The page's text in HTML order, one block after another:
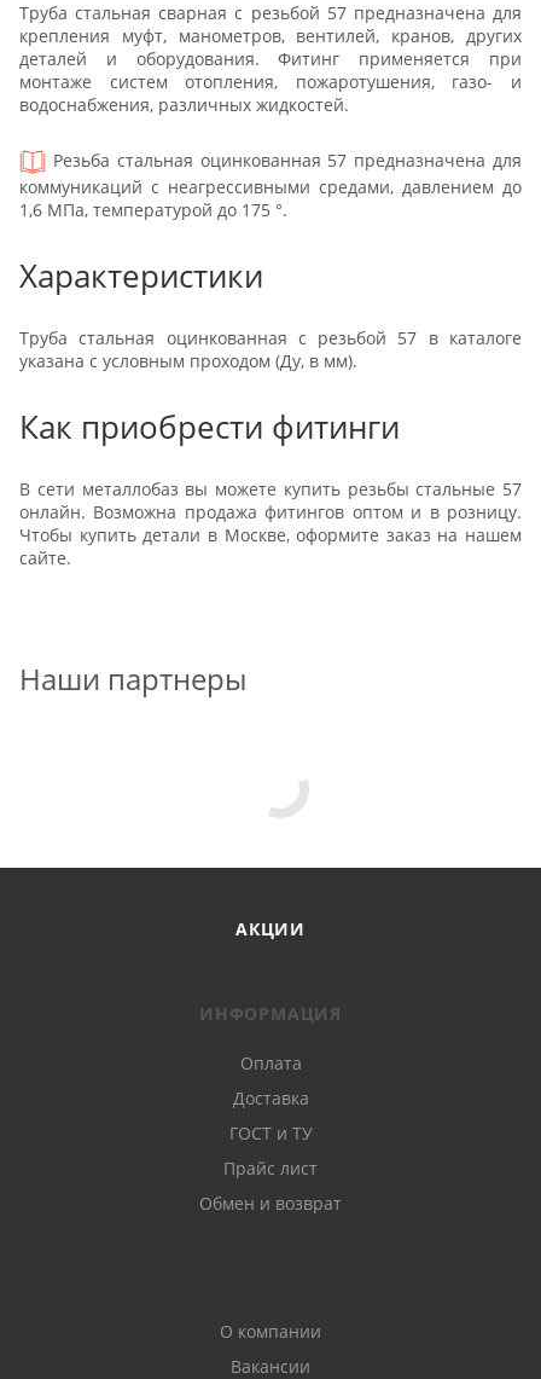
Труба стальная сварная с резьбой 57 предназначена для
крепления муфт, манометров, вентилей, кранов, других
деталей и оборудования. Фитинг применяется при
монтаже систем отопления, пожаротушения, газо- и
водоснабжения, различных жидкостей.
Резьба стальная оцинкованная 57 предназначена для
коммуникаций с неагрессивными средами, давлением до
1,6 МПа, температурой до 175 °.
Характеристики
Труба стальная оцинкованная с резьбой 57 в каталоге
указана с условным проходом (Ду, в мм).
Как приобрести фитинги
В сети металлобаз вы можете купить резьбы стальные 57
онлайн. Возможна продажа фитингов оптом и в розницу.
Чтобы купить детали в Москве, оформите заказ на нашем
сайте.
Наши партнеры
АКЦИИ
ИНФОРМАЦИЯ
Оплата
Доставка
ГОСТ и ТУ
Прайс лист
Обмен и возврат
О компании
Вакансии